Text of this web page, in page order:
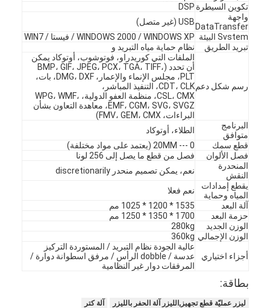
حالات
آلة قطع الليزر
قطع الصلب القاعدة
يموت قطع المواد الاستهلاكية
يموت قطع المعدات
آلة السيارات بندر
صناعيّ يرقّق آلة
كتاب يجعل آلة
آليّ تعليب آلة
آلة الطباعة التلقائية
تكوين السيطرة DSP
واجهة
DataTransfer USB (غير متصل)
Svstem البيئة
WINDOWS 2000 / WINDOWS XP / فيستا / WIN7
تبريد الطريق
نظام حماية مياه التبريد و
رسم شكل دعم
الملفات التي كوريدراو، فوتوشوب، أوتوكاد يمكن
أن تحدد (BMP، GIF، JPEG، PCX، TGA، TIFF،
PLT، مجلس الإنماء والإعمار، DMG، DXF، بات،
CDT، CLK، التنفيذ المباشر،
CSL، CMX، منظمة العفو الدولية، WPG، WMF،
EMF، CGM، SVG، SVGZ، معاهدة التعاون بشأن
البراءات، FMV، GEM، CMX)
البرنامج
متوافق
الطلاء، أوتوكاد
قطع سمك
0 --- 20MM (يعتمد على مواد مختلفة)
فصل الألوان
فصل من قطع ما يصل إلى 256 لونا
المنحدرة
النقش
نعم، يمكن تصميم منحدر discretionarily
يقطع إمدادات
المياه وحماية
نعم فعلا
آلة البعد
1535 * 1200 * 1025 مم
حزمة البعد
1700 * 1350 * 1250 مم
الوزن الجديد
280kg
الوزن الإجمالي 360kg
أجزاء اختياري
عالية الجودة نظام التبريد / المستوردة التركيز
عدسة / dobble الرأس / مرفق اسطوانة دوارة /
المرفقات دوار غير النظامية
بطاقة:
ليزر عمليّة قطع تجهيز,الليزر آلة الحفر بالليزر
آلة كتر